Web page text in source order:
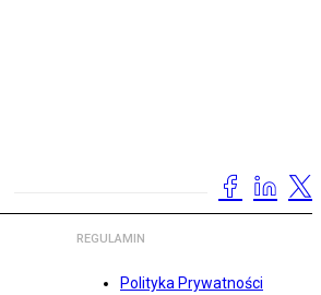
REGULAMIN
Polityka Prywatności